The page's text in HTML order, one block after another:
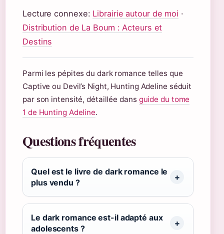
Lecture connexe: Librairie autour de moi ·
Distribution de La Boum : Acteurs et
Destins
Parmi les pépites du dark romance telles que
Captive ou Devil’s Night, Hunting Adeline séduit
par son intensité, détaillée dans guide du tome
1 de Hunting Adeline.
Questions fréquentes
Quel est le livre de dark romance le
plus vendu ?
Le dark romance est-il adapté aux
adolescents ?